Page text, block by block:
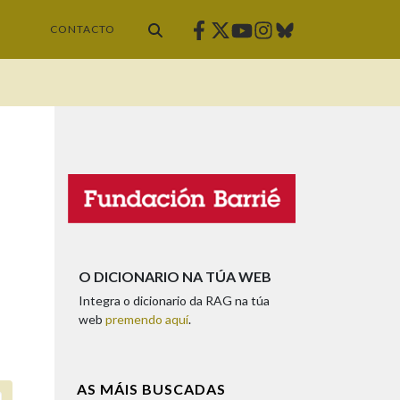
CONTACTO Facebook
Twitter
Youtube
Instagram
Bluesky
O DICIONARIO NA TÚA WEB
Integra o dicionario da RAG na túa
web premendo aquí.
AS MÁIS BUSCADAS